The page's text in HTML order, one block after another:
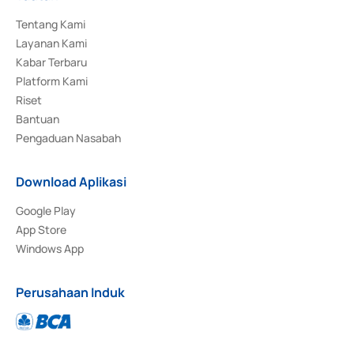
Tentang Kami
Layanan Kami
Kabar Terbaru
Platform Kami
Riset
Bantuan
Pengaduan Nasabah
Download Aplikasi
Google Play
App Store
Windows App
Perusahaan Induk